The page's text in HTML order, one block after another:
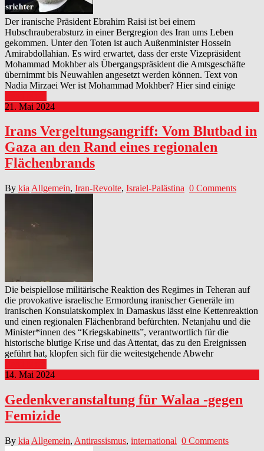
Der iranische Präsident Ebrahim Raisi ist bei einem
Hubschrauberabsturz in einer Bergregion des Iran ums Leben
gekommen. Unter den Toten ist auch Außenminister Hossein
Amirabdollahian. Es wird erwartet, dass der erste Vizepräsident
Mohammad Mokhber als Übergangspräsident die Amtsgeschäfte
übernimmt bis Neuwahlen angesetzt werden können. Text von
Nadia Mirzaei Wer ist Mohammad Mokhber? Hier sind einige
21. Mai 2024
Irans Vergeltungsangriff: Vom Blutbad in
Gaza an den Rand eines regionalen
Flächenbrands
By kia Allgemein, Iran-Revolte, Israiel-Palästina 0 Comments
Die beispiellose militärische Reaktion des Regimes in Teheran auf
die provokative israelische Ermordung iranischer Generäle im
iranischen Konsulatskomplex in Damaskus lässt eine Kettenreaktion
und einen regionalen Flächenbrand befürchten. Netanjahu und die
Minister*innen des “Kriegskabinetts”, verantwortlich für die
historische blutige Krise und das Attentat, das zu den Ereignissen
geführt hat, klopfen sich für die weitestgehende Abwehr
14. Mai 2024
Gedenkveranstaltung für Walaa -gegen
Femizide
By kia Allgemein, Antirassismus, international 0 Comments